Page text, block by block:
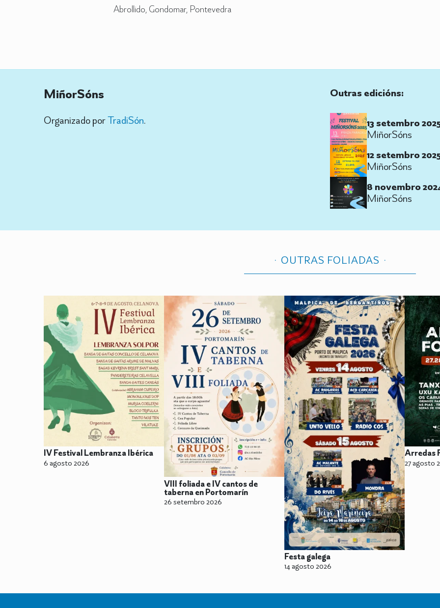
Abrollido, Gondomar, Pontevedra
MiñorSóns
Organizado porTradiSón.
Outras edicións:
13 setembro
MiñorSóns
12 setembro
MiñorSóns
8 novembro
MiñorSóns
OUTRAS FOLIADAS
IV Festival Lembranza Ibérica
6 agosto 2026
VIII foliada e IV cantos de
taberna en Portomarín
26 setembro 2026
Festa galega
14 agosto 2026
Arredas
27 agosto